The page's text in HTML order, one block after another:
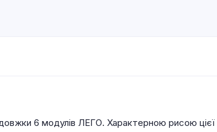
6 модулів ЛЕГО. Характерною рисою цієї